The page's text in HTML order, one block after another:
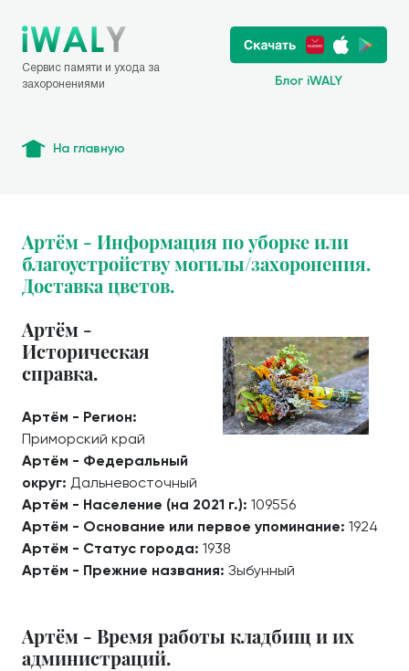
Сервис памяти и ухода за
захоронениями
Блог iWALY
На главную
Артём - Информация по уборке или
благоустройству могилы/захоронения.
Доставка цветов.
Артём -
Историческая
справка.
Артём - Регион:
Приморский край
Артём - Федеральный
округ: Дальневосточный
Артём - Население (на 2021 г.): 109556
Артём - Основание или первое упоминание: 1924
Артём - Статус города: 1938
Артём - Прежние названия: Зыбунный
Артём - Время работы кладбищ и их
администраций.